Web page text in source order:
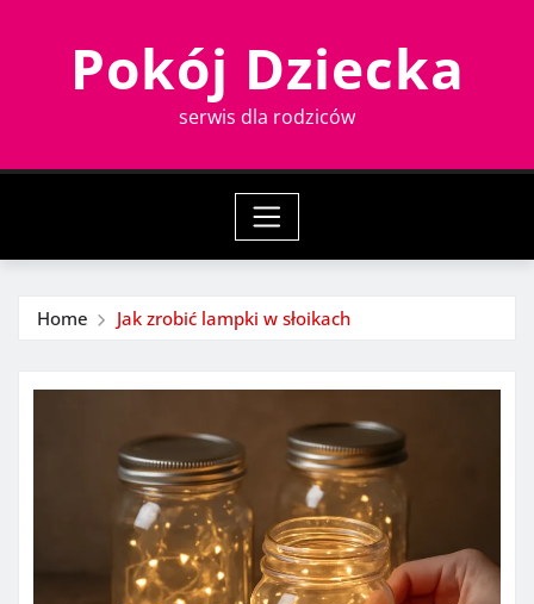
Pokój Dziecka
serwis dla rodziców
Home Jak zrobić lampki w słoikach